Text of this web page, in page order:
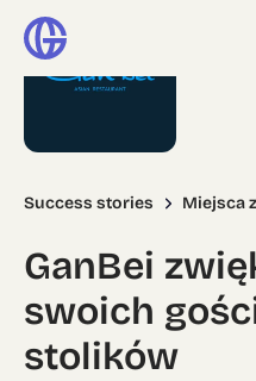
Success stories Miejsca
GanBei
swoich
stolików